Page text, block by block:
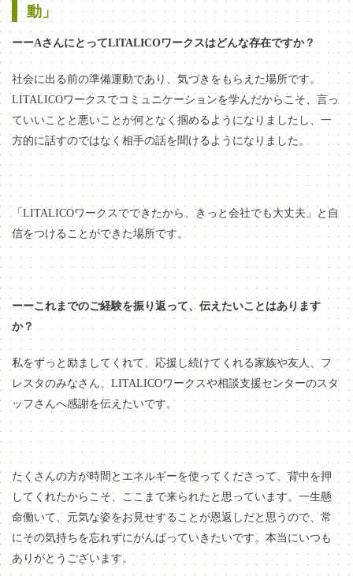
動」
ーーAさんにとってLITALICOワークスはどんな存在ですか？
社会に出る前の準備運動であり、気づきをもらえた場所です。
LITALICOワークスでコミュニケーションを学んだからこそ、言っ
ていいことと悪いことが何となく掴めるようになりましたし、一
方的に話すのではなく相手の話を聞けるようになりました。
「LITALICOワークスでできたから、きっと会社でも大丈夫」と自
信をつけることができた場所です。
ーーこれまでのご経験を振り返って、伝えたいことはあります
か？
私をずっと励ましてくれて、応援し続けてくれる家族や友人、フ
レスタのみなさん、LITALICOワークスや相談支援センターのスタ
ッフさんへ感謝を伝えたいです。
たくさんの方が時間とエネルギーを使ってくださって、背中を押
してくれたからこそ、ここまで来られたと思っています。一生懸
命働いて、元気な姿をお見せすることが恩返しだと思うので、常
にその気持ちを忘れずにがんばっていきたいです。本当にいつも
ありがとうございます。